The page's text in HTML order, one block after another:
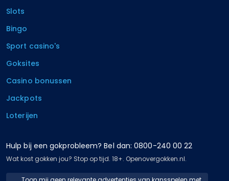
Slots
Bingo
Sport casino's
Goksites
Casino bonussen
Jackpots
Loterijen
Hulp bij een gokprobleem? Bel dan: 0800-240 00 22
Wat kost gokken jou? Stop op tijd. 18+. Openovergokken.nl.